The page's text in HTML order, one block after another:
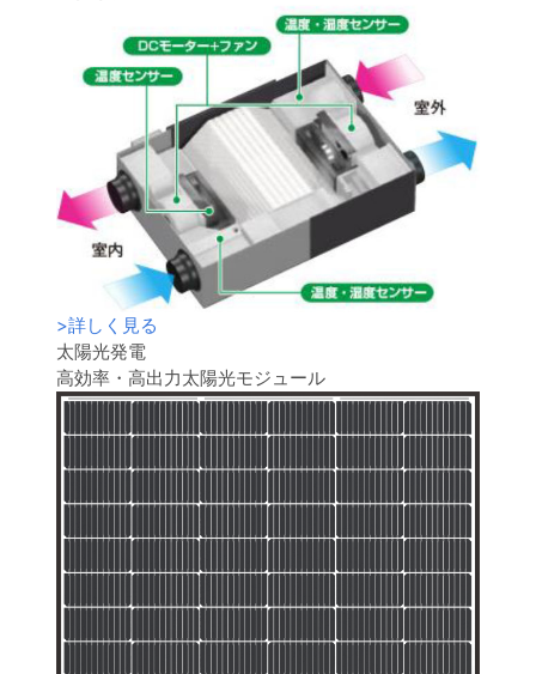
>詳しく見る
太陽光発電
高効率・高出力太陽光モジュール